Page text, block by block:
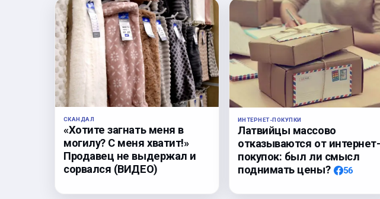
СКАНДАЛ
«Хотите загнать меня в
могилу? С меня хватит!»
Продавец не выдержал и
сорвался (ВИДЕО)
ИНТЕРНЕТ-ПОКУПКИ
Латвийцы массово
отказываются от интернет-
покупок: был ли смысл
поднимать цены?
56